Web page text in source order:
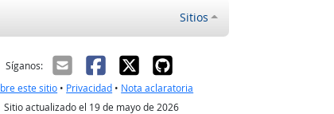
Sitios
Síganos:
este sitio • Privacidad • Nota aclaratoria
Sitio actualizado el 19 de mayo de 2026